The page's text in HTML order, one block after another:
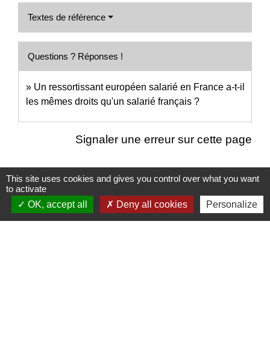
Textes de référence
Questions ? Réponses !
Un ressortissant européen salarié en France a-t-il
les mêmes droits qu'un salarié français ?
Signaler une erreur sur cette page
Nous contacter
This site uses cookies and gives you control over what you want
to activate
OK, accept all
Deny all cookies Personalize